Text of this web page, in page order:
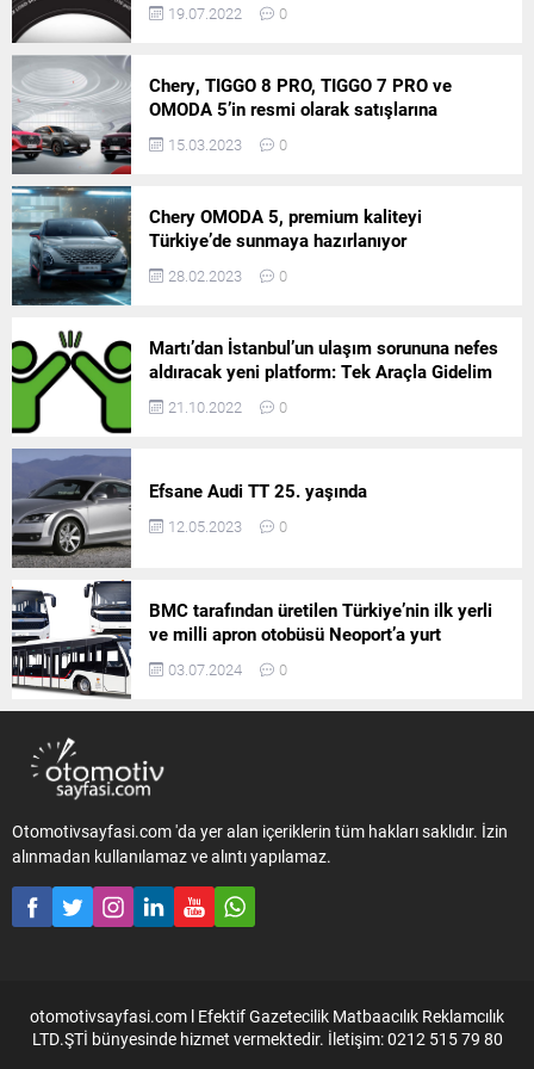
müşteriler, geniş ürün
gamındaki modelleri cazip
finansman avantajlarıyla
satın alabiliyor. Scudo...
19.07.2022 0
Chery, TIGGO 8 PRO, TIGGO 7 PRO ve
OMODA 5’in resmi olarak satışlarına
başlıyor!
15.03.2023 0
Chery OMODA 5, premium kaliteyi
Türkiye’de sunmaya hazırlanıyor
28.02.2023 0
Martı’dan İstanbul’un ulaşım sorununa nefes
aldıracak yeni platform: Tek Araçla Gidelim
(TAG)21.10.2022 0
Efsane Audi TT 25. yaşında
12.05.2023 0
BMC tarafından üretilen Türkiye’nin ilk yerli
ve milli apron otobüsü Neoport’a yurt
dışından ilgi büyüyor
03.07.2024 0
Otomotivsayfasi.com 'da yer alan içeriklerin tüm hakları saklıdır. İzin
alınmadan kullanılamaz ve alıntı yapılamaz.
otomotivsayfasi.com l Efektif Gazetecilik Matbaacılık Reklamcılık
LTD.ŞTİ bünyesinde hizmet vermektedir. İletişim: 0212 515 79 80